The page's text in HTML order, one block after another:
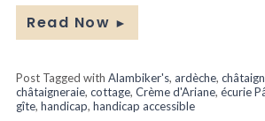
Pâturage
Read Now ►
Post Tagged withAlambiker's,ardèche,
châtaigneraie,cottage,Crème d'Ariane,écurie
gîte,handicap,handicap accessible